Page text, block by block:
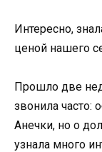
Интересно,
ценой нашего
Прошло две
звонила часто:
Анечки, но о
узнала много